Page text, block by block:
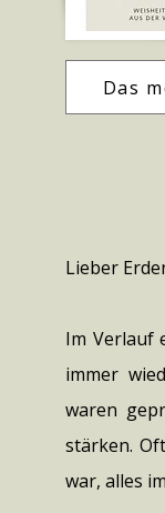
Das
Lieber
Im Verlauf
immer
waren
stärken.
war, alles